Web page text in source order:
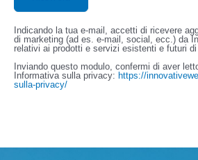
Indicando la tua e-mail, accetti di ricevere
di marketing (ad es. e-mail, social, ecc.) da
relativi ai prodotti e servizi esistenti e futuri
Inviando questo modulo, confermi di aver
Informativa sulla privacy: https://
sulla-privacy/